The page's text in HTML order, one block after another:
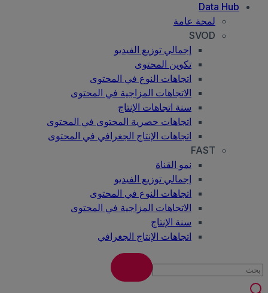
Data Hub
لمحة عامة
SVOD
إجمالي توزيع الفيديو
تكوين المحتوى
اتجاهات النوع في المحتوى
الاتجاهات المزاجية في المحتوى
سنة اتجاهات الإنتاج
اتجاهات حصرية المحتوى في المحتوى
اتجاهات الإنتاج الجغرافي في المحتوى
FAST
نمو القناة
إجمالي توزيع الفيديو
اتجاهات النوع في المحتوى
الاتجاهات المزاجية في المحتوى
سنة الإنتاج
اتجاهات الإنتاج الجغرافي